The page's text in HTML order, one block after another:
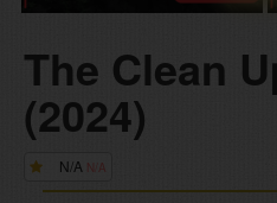
The Clean
(2024)
N/A N/A